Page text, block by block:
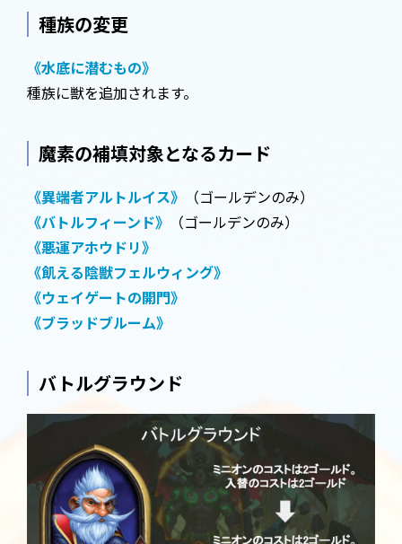
種族の変更
《水底に潜むもの》
種族に獣を追加されます。
魔素の補填対象となるカード
《異端者アルトルイス》
（ゴールデンのみ）
《バトルフィーンド》
（ゴールデンのみ）
《悪運アホウドリ》
《飢える陰獣フェルウィング》
《ウェイゲートの開門》
《ブラッドブルーム》
バトルグラウンド